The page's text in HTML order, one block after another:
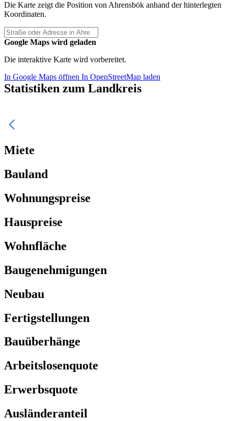
Die Karte zeigt die Position von Ahrensbök anhand der hinterlegten
Koordinaten.
Google Maps wird geladen
Die interaktive Karte wird vorbereitet.
In Google Maps öffnen In OpenStreetMap laden
Statistiken zum Landkreis
Miete
Bauland
Wohnungspreise
Hauspreise
Wohnfläche
Baugenehmigungen
Neubau
Fertigstellungen
Bauüberhänge
Arbeitslosenquote
Erwerbsquote
Ausländeranteil